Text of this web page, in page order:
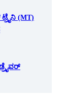
(MT)